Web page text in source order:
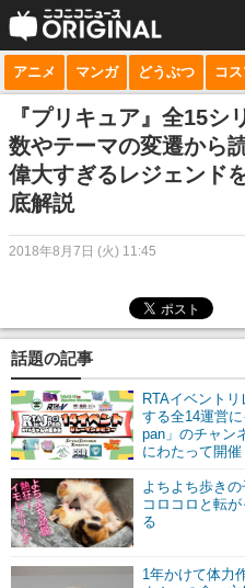
サービス一覧
niconico
動画
生放送
ニュース
マンガ
ニコニコQ
アニメ マンガ どうぶつ コ
『プリキュア』全15シ
数やテーマの変遷から
偉大すぎるレジェンド
底解説
2018年8月7日 (火) 11:45
話題の記事
RTAイベント
する全14運営
pan」のチャン
にわたって開催
よちよち歩き
コロコロと転
る
1年かけて体力